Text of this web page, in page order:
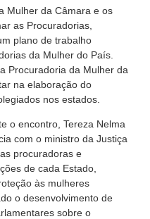
Mulher da Câmara e os
as Procuradorias,
plano de trabalho
da Mulher do País.
Procuradoria da Mulher da
na elaboração do
nos estados.
o encontro, Tereza Nelma
com o ministro da Justiça
procuradoras e
de cada Estado,
às mulheres
o desenvolvimento de
sobre o